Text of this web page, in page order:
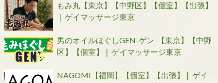
もみ丸【東京】【中野区】【個室】【出張】
❘ ゲイマッサージ東京
男のオイルほぐしGEN-ゲン-【東京】【中野
区】【個室】❘ ゲイマッサージ東京
NAGOMI【福岡】【個室】【出張】❘ ゲイ